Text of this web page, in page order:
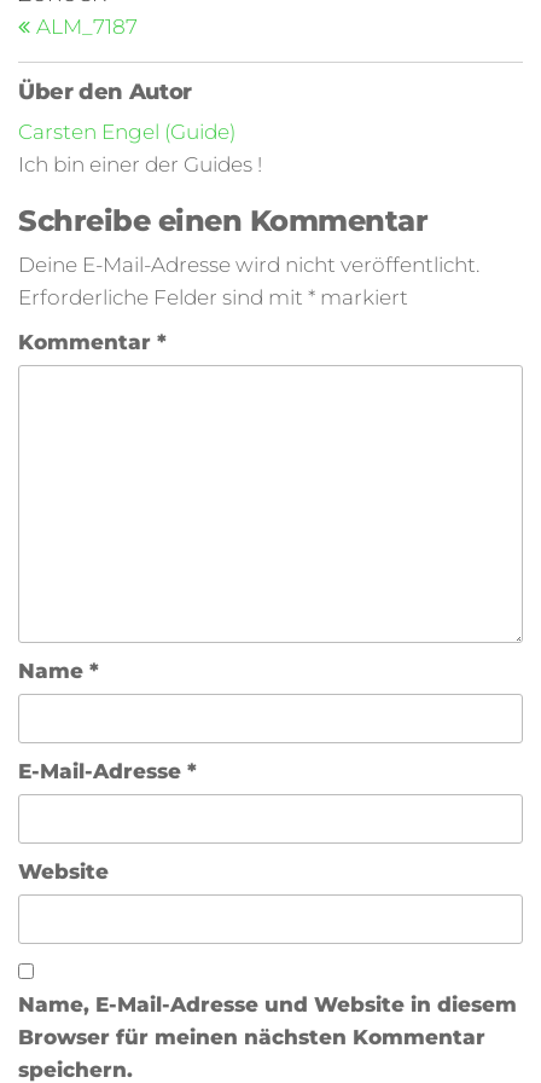
ALM_7187
Über den Autor
Carsten Engel (Guide)
Ich bin einer der Guides !
Schreibe einen Kommentar
Deine E-Mail-Adresse wird nicht veröffentlicht.
Erforderliche Felder sind mit * markiert
Kommentar *
Name *
E-Mail-Adresse *
Website
Name, E-Mail-Adresse und Website in diesem
Browser für meinen nächsten Kommentar
speichern.